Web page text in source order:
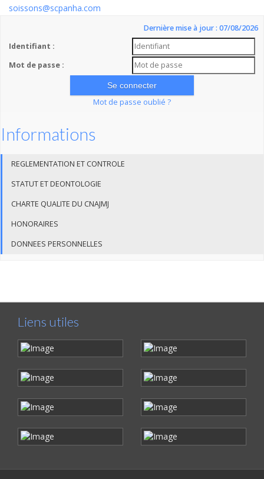
soissons@scpanha.com
Dernière mise à jour : 07/08/2026
Identifiant :
Mot de passe :
Mot de passe oublié ?
Informations
REGLEMENTATION ET CONTROLE
STATUT ET DEONTOLOGIE
CHARTE QUALITE DU CNAJMJ
HONORAIRES
DONNEES PERSONNELLES
Liens utiles